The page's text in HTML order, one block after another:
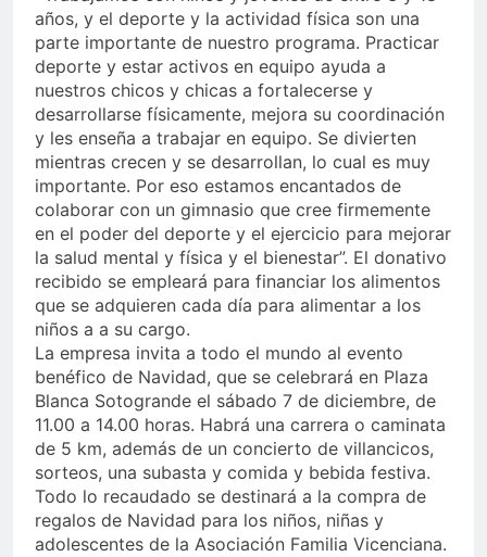
años, y el deporte y la actividad física son una
parte importante de nuestro programa. Practicar
deporte y estar activos en equipo ayuda a
nuestros chicos y chicas a fortalecerse y
desarrollarse físicamente, mejora su coordinación
y les enseña a trabajar en equipo. Se divierten
mientras crecen y se desarrollan, lo cual es muy
importante. Por eso estamos encantados de
colaborar con un gimnasio que cree firmemente
en el poder del deporte y el ejercicio para mejorar
la salud mental y física y el bienestar”. El donativo
recibido se empleará para financiar los alimentos
que se adquieren cada día para alimentar a los
niños a a su cargo.
La empresa invita a todo el mundo al evento
benéfico de Navidad, que se celebrará en Plaza
Blanca Sotogrande el sábado 7 de diciembre, de
11.00 a 14.00 horas. Habrá una carrera o caminata
de 5 km, además de un concierto de villancicos,
sorteos, una subasta y comida y bebida festiva.
Todo lo recaudado se destinará a la compra de
regalos de Navidad para los niños, niñas y
adolescentes de la Asociación Familia Vicenciana.